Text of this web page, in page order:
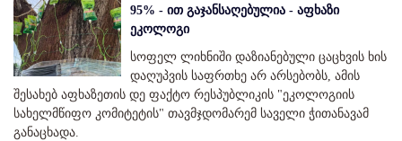
95% - ით გაჯანსაღებულია - აფხაზი
ეკოლოგი
სოფელ ლიხნიში დაზიანებული ცაცხვის ხის
დაღუპვის საფრთხე არ არსებობს, ამის
შესახებ აფხაზეთის დე ფაქტო რესპუბლიკის "ეკოლოგიის
სახელმწიფო კომიტეტის" თავმჯდომარემ საველი ჭითანავამ
განაცხადა.